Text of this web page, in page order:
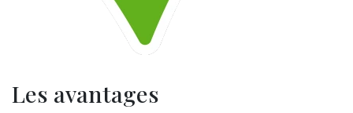
Les avantages